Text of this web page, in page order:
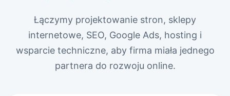
Łączymy projektowanie stron, sklepy
internetowe, SEO, Google Ads, hosting i
wsparcie techniczne, aby firma miała jednego
partnera do rozwoju online.